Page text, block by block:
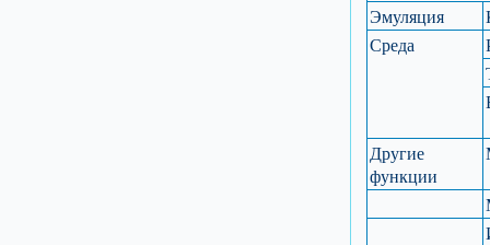
Эмуляция
Среда
Другие
функции